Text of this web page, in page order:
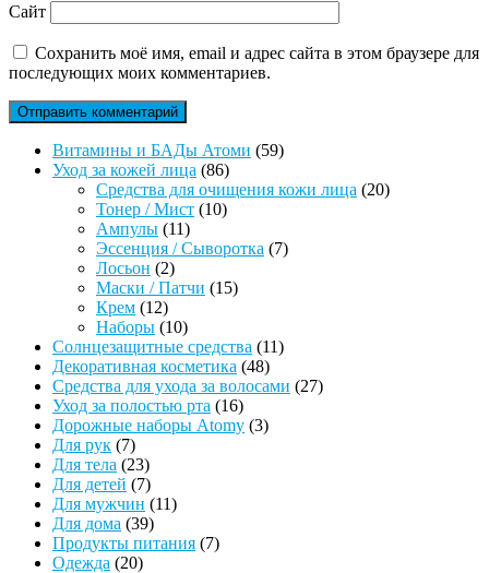
Сайт
Сохранить моё имя, email и адрес сайта в этом браузере для
последующих моих комментариев.
Витамины и БАДы Атоми 5959
Уход за кожей лица 8686
товаров
Средства для очищения кожи лица 2020
Тонер / Мист 1010
Ампулы 1111
товаров
Эссенция / Сыворотка 77
Лосьон 22
товара
Маски / Патчи 1515
Крем 1212
товаров
Наборы 1010
товаров
Солнцезащитные средства 1111
Декоративная косметика 4848
товаров
Средства для ухода за волосами 2727
Уход за полостью рта 1616
товаров
Дорожные наборы Atomy 33
Для рук 77
товаров
Для тела 2323
товара
Для детей 77
товаров
Для мужчин 1111
Для дома 3939
товаров
Продукты питания 77
Одежда 2020